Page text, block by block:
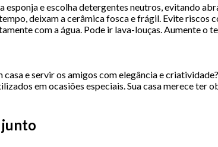
esponja e escolha detergentes neutros, evitando
deixam a cerâmica fosca e frágil. Evite
com a água. Pode ir lava-louças. Aumente o
e servir os amigos com elegância e
em ocasiões especiais. Sua casa merece ter